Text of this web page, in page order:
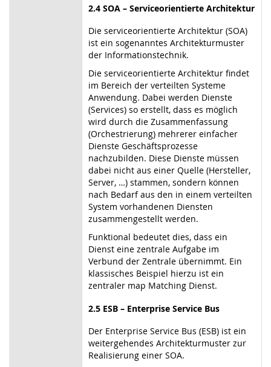
2.4 SOA – Serviceorientierte Architektur
Die serviceorientierte Architektur (SOA)
ist ein sogenanntes Architekturmuster
der Informationstechnik.
Die serviceorientierte Architektur findet
im Bereich der verteilten Systeme
Anwendung. Dabei werden Dienste
(Services) so erstellt, dass es möglich
wird durch die Zusammenfassung
(Orchestrierung) mehrerer einfacher
Dienste Geschäftsprozesse
nachzubilden. Diese Dienste müssen
dabei nicht aus einer Quelle (Hersteller,
Server, …) stammen, sondern können
nach Bedarf aus den in einem verteilten
System vorhandenen Diensten
zusammengestellt werden.
Funktional bedeutet dies, dass ein
Dienst eine zentrale Aufgabe im
Verbund der Zentrale übernimmt. Ein
klassisches Beispiel hierzu ist ein
zentraler map Matching Dienst.
2.5 ESB – Enterprise Service Bus
Der Enterprise Service Bus (ESB) ist ein
weitergehendes Architekturmuster zur
Realisierung einer SOA.